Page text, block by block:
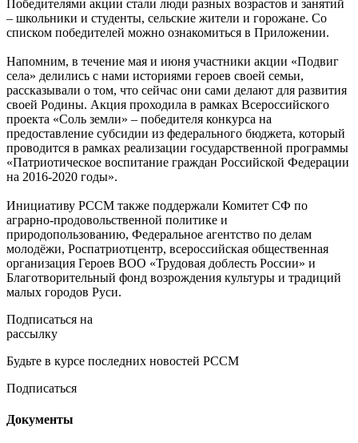
Победителями акции стали люди разных возрастов и занятий
– школьники и студенты, сельские жители и горожане. Со
списком победителей можно ознакомиться в Приложении.
Напомним, в течение мая и июня участники акции «Подвиг
села» делились с нами историями героев своей семьи,
рассказывали о том, что сейчас они сами делают для развития
своей Родины. Акция проходила в рамках Всероссийского
проекта «Соль земли» – победителя конкурса на
предоставление субсидии из федерального бюджета, который
проводится в рамках реализации государственной программы
«Патриотическое воспитание граждан Российской Федерации
на 2016-2020 годы».
Инициативу РССМ также поддержали Комитет СФ по
аграрно-продовольственной политике и
природопользованию, Федеральное агентство по делам
молодёжи, Роспатриотцентр, всероссийская общественная
организация Героев ВОО «Трудовая доблесть России» и
Благотворительный фонд возрождения культуры и традиций
малых городов Руси.
Подписаться на
рассылку
Будьте в курсе последних новостей РССМ
Подписаться
Документы